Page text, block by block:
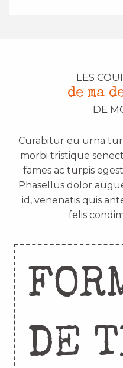
LES
de ma
DE
Curabitur eu urna
morbi tristique
fames ac turpis
Phasellus dolor
id, venenatis quis
felis
DE